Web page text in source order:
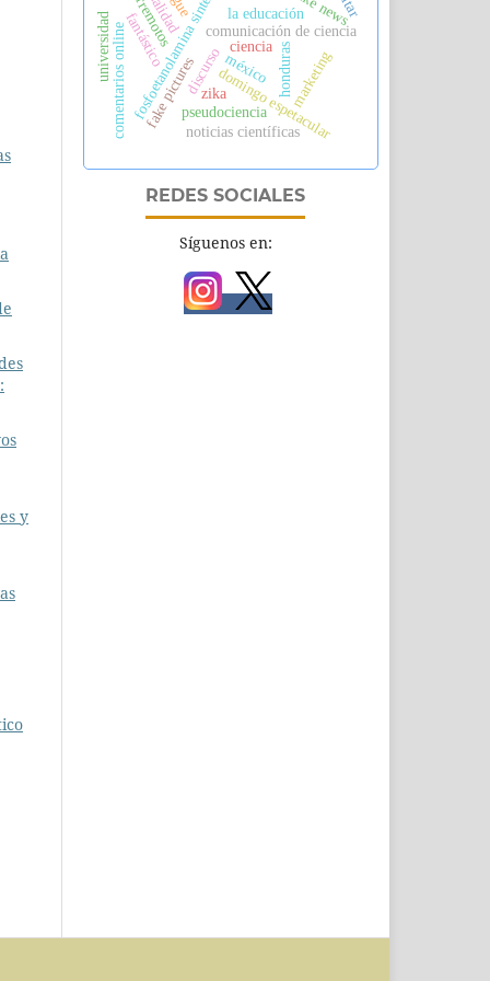
y
discurso ciencia
comunicación de ciencia
fosfoetanolamina sintética
fantástico
domingo espetacular
marketing
la educación
pseudociencia
noticias científicas
honduras
comentarios online
universidad
fake pictures zika
terremotos
méxico
REDES SOCIALES
Síguenos en: